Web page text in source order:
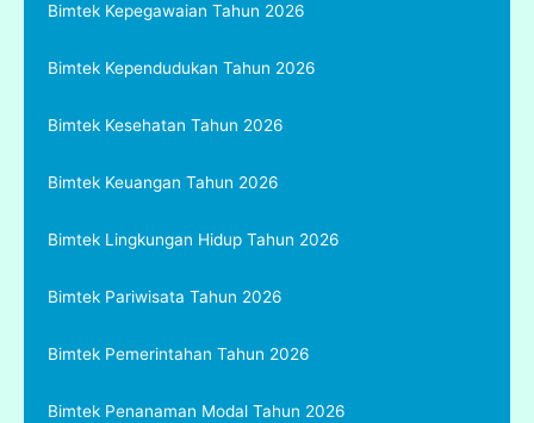
Bimtek Kepegawaian Tahun 2026
Bimtek Kependudukan Tahun 2026
Bimtek Kesehatan Tahun 2026
Bimtek Keuangan Tahun 2026
Bimtek Lingkungan Hidup Tahun 2026
Bimtek Pariwisata Tahun 2026
Bimtek Pemerintahan Tahun 2026
Bimtek Penanaman Modal Tahun 2026